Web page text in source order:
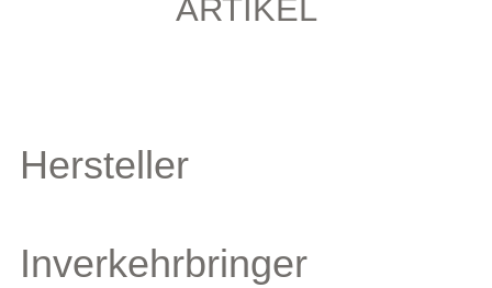
ARTIKEL
Hersteller
Inverkehrbringer